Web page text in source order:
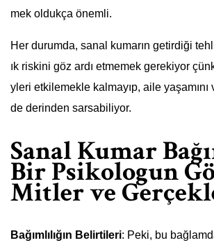
mek oldukça önemli.
Her durumda, sanal kumarın getirdiği
ık riskini göz ardı etmemek gerekiyor
yleri etkilemekle kalmayıp, aile
de derinden sarsabiliyor.
Sanal Kumar
Bir Psikologun
Mitler ve
Bağımlılığın Belirtileri: Peki, bu